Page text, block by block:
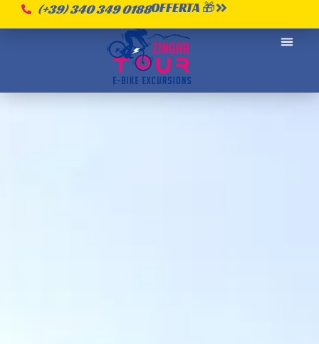
(+39) 340 349 0188OFFERTA 🎁